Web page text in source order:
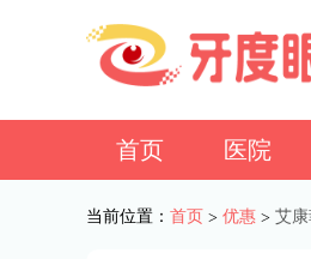
首页 医院
当前位置： 首页 > 优惠 > 艾